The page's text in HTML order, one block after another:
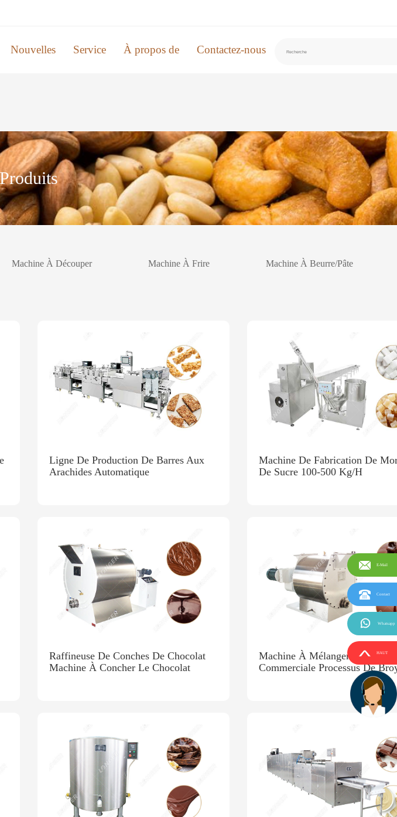
Nouvelles Service À propos de Contactez-nous
Produits
Machine À Découper Machine À Frire Machine À Beurre/Pâte
Ligne De Production De Barres Aux
Arachides Automatique
Machine De Fabrication De
De Sucre 100-500 Kg/H
Raffineuse De Conches De Chocolat
Machine À Concher Le Chocolat
Machine À Mélanger Le
Commerciale Processus De
E-Mail
Contact
Whatsapp
HAUT